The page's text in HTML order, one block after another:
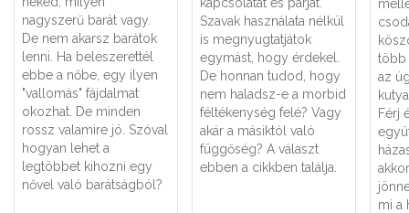
nagyszerű barát vagy.
De nem akarsz barátok
lenni. Ha beleszerettél
ebbe a nőbe, egy ilyen
"vallomás" fájdalmat
okozhat. De minden
rossz valamire jó. Szóval
hogyan lehet a
legtöbbet kihozni egy
nővel való barátságból?
kapcsolatát és párját.
Szavak használata nélkül
is megnyugtatjátok
egymást, hogy érdekel.
De honnan tudod, hogy
nem haladsz-e a morbid
féltékenység felé? Vagy
akár a másiktól való
függőség? A választ
ebben a cikkben találja.
több
az
Férj
mi a